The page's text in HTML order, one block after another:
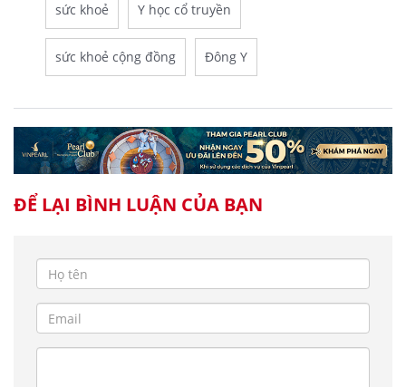
sức khoẻ Y học cổ truyền
sức khoẻ cộng đồng Đông Y
ĐỂ LẠI BÌNH LUẬN CỦA BẠN